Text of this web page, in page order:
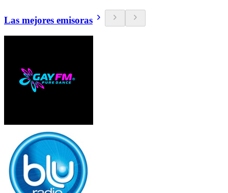
Las mejores emisoras